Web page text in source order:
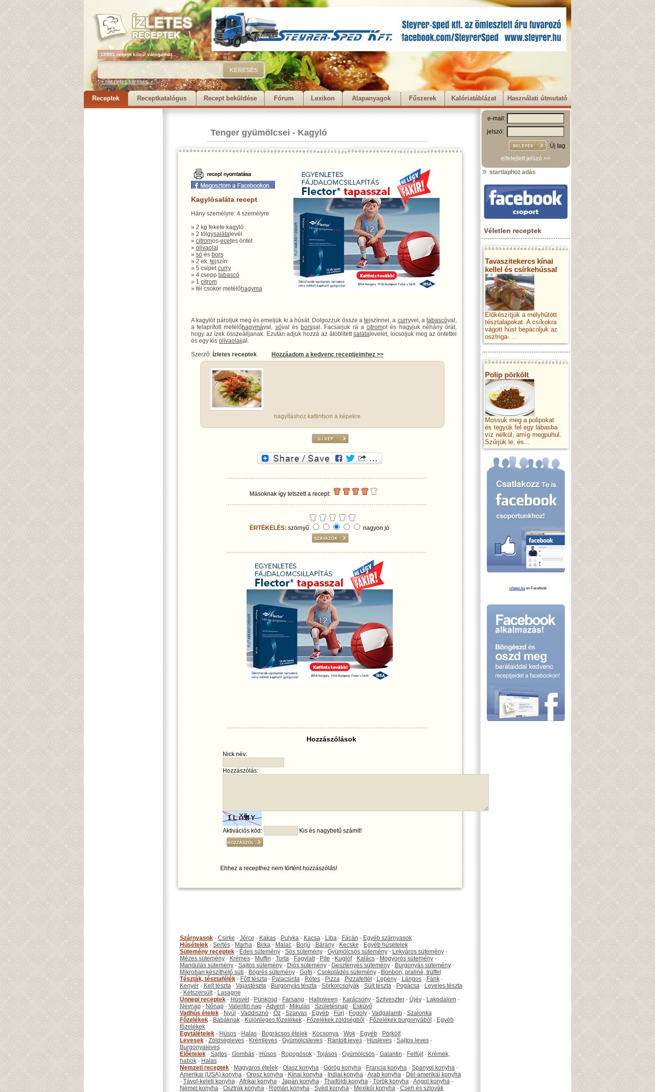
19901 recept közül válogathat...
+ részletes keresés...
Receptek Receptkatalógus Recept beküldése Fórum Lexikon Alapanyagok Fűszerek Kalóriatáblázat Használati útmutató
Tenger gyümölcsei - Kagyló
Kagylósaláta recept
Hány személyre: 4 személyre
» 2 kg fekete kagyló
» 2 tölgysaláta levél
» citromos-ecetes öntet
» olívaolaj
» só és bors
» 2 ek. tejszín
» 5 csipetcurry
» 4 csepp tabascó
» 1 citrom
» fél csokor metélőhagyma
A kagylót pároljuk meg és emeljük ki a húsát. Dolgozzuk össze a tejszínnel, a curryvel, a tabascóval,
a felaprított metélőhagymával, sóval és borssal. Facsarjuk rá acitromot és hagyjuk néhány órát,
hogy az ízek összeálljanak. Ezután adjuk hozzá az átöblítettsaláta levelet, locsoljuk meg az öntettel
és egy kis olívaolajjal.
Szerző: Ízletes receptek Hozzáadom a kedvenc receptjeimhez >>
nagyításhoz kattintson a képekre
Másoknak így tetszett a recept:
ÉRTÉKELÉS: szörnyű nagyon jó
Hozzászólások
Nick név:
Hozzászólás:
Aktivációs kód: Kis és nagybetű számít!
Ehhez a recepthez nem történt hozzászólás!
Szárnyasok- Csirke - Jérce - Kakas- Pulyka- Kacsa- Liba- Fácán - Egyéb szárnyasok
Húsételek- Sertés- Marha- Birka- Malac- Borjú - Bárány- Kecske - Egyéb húsételek
Sütemény receptek- Édes sütemény- Sós sütemény- Gyümölcsös sütemény- Lekváros sütemény-
Mézes sütemény- Krémes- Muffin - Torta- Fagylalt- Pite - Kuglóf- Kalács- Mogyorós sütemény-
Mandulás sütemény- Sajtos sütemény- Diós sütemény- Gesztenyés sütemény- Burgonyás sütemény-
Mikroban készíthető süti - Bögrés sütemény- Gofri - Csokoládés sütemény- Bonbon, praliné, trüffel
Tészták, tésztafélék- Főtt tészta- Palacsinta- Rétes- Pizza- Pizzafeltét- Lepény- Lángos- Fánk-
Kenyér- Kelt tészta- Vajastészta- Burgonyás tészta- Sörkorcsolyák- Sült tészta- Pogácsa- Leveles tészta
- Kétszersült- Lasagne
Ünnepi receptek- Húsvét- Pünkösd - Farsang - Halloween - Karácsony- Szilveszter- Újév- Lakodalom-
Névnap- Nőnap- Valentin nap-Advent- Mikulás- Születésnap- Esküvő
Vadhús ételek- Nyúl - Vaddisznó- Őz- Szarvas- Egyéb- Fürj - Fogoly- Vadgalamb- Szalonka
Főzelékek- Babáknak- Különleges főzelékek- Főzelékek zöldségből - Főzelékek burgonyából - Egyéb
főzelékek
Egytálételek- Húsos- Halas- Bográcsos ételek- Kocsonya- Wok- Egyéb- Pörkölt
Levesek- Zöldségleves- Krémleves- Gyümölcsleves- Rántott leves- Húsleves- Sajtos leves-
Burgonyaleves
Előételek- Sajtos- Gombás- Húsos- Ropogósok- Tojásos- Gyümölcsös- Galantin - Felfújt- Krémek,
habok- Halas
Nemzeti receptek- Magyaros ételek- Olasz konyha- Görög konyha- Francia konyha- Spanyol konyha-
Amerikai (USA) konyha- Orosz konyha- Kínai konyha- Indiai konyha-Arab konyha- Dél-amerikai konyha
- Távol-keleti konyha-Afrikai konyha- Japán konyha- Thaiföldi konyha- Török konyha-Angol konyha-
Német konyha- Osztrák konyha- Román konyha- Svéd konyha- Mexikói konyha- Cseh és szlovák
e-mail:
jelszó:
Új tag
elfelejtett jelszó >>
startlaphoz adás
Véletlen receptek
Tavaszitekercs kínai
kellel és csírkehússal
Előkészítjük a mélyhűtött
tésztalapokat. A csíkokra
vágott húst bepácoljuk az
osztriga- ...
Polip pörkölt
Mossuk meg a polipokat
és tegyük fel egy lábasba
víz nélkül, amíg megpuhul.
Szűrjük le, és...
izletes.hu on Facebook